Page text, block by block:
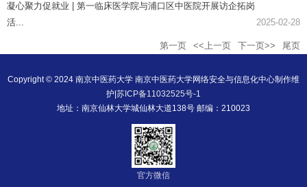
凝心聚力促就业 | 第一临床医学院与浦口区中医院开展访企拓岗
活...
2025-02-28
第一页 <<上一页 下一页>> 尾页
Copyright © 2024 南京中医药大学 南京中医药大学网络安全与信息化中心制作维
护| 苏ICP备11032525号-1
地址：南京仙林大学城仙林大道138号 邮编：210023
官方微信